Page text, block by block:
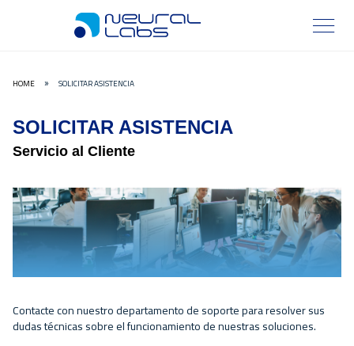
HOME » SOLICITAR ASISTENCIA
SOLICITAR ASISTENCIA
Servicio al Cliente
Contacte con nuestro departamento de soporte para resolver sus
dudas técnicas sobre el funcionamiento de nuestras soluciones.